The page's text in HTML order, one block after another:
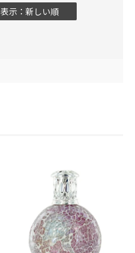
表示：新しい順